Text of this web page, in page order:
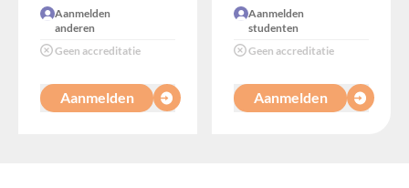
Aanmelden
anderen
Geen accreditatie
Aanmelden
Aanmelden
studenten
Geen accreditatie
Aanmelden